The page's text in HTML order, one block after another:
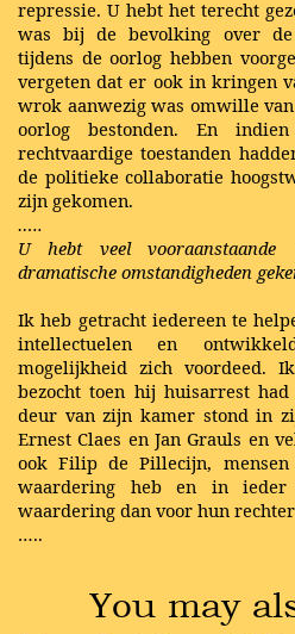
repressie. U hebt het terecht
was bij de bevolking over de
tijdens de oorlog hebben
vergeten dat er ook in kringen
wrok aanwezig was omwille
oorlog bestonden. En
rechtvaardige toestanden
de politieke collaboratie
zijn gekomen.
…..
U hebt veel
dramatische omstandigheden
Ik heb getracht iedereen te
intellectuelen en
mogelijkheid zich voordeed.
bezocht toen hij huisarrest
deur van zijn kamer stond in
Ernest Claes en Jan Grauls en
ook Filip de Pillecijn,
waardering heb en in ieder
waardering dan voor hun
…..
You may